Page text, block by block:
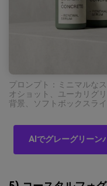
プロンプト：ミニマルな
オショット、ユーカリグ
背景、ソフトボックスラ
AIでグレーグリーン